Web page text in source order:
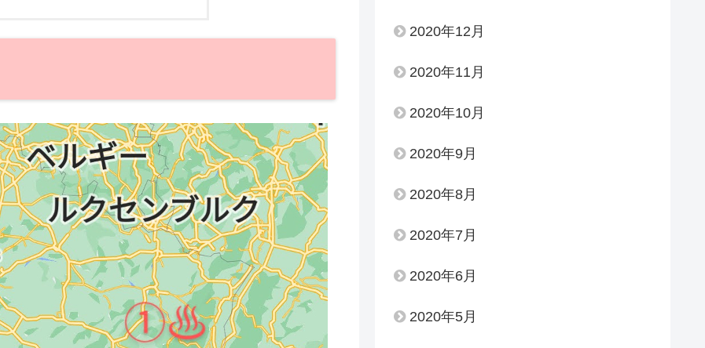
2020年12月
2020年11月
2020年10月
2020年9月
2020年8月
2020年7月
2020年6月
2020年5月